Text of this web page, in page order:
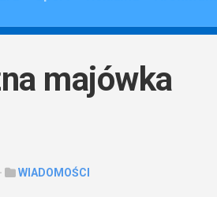
2020)
majówka
WIADOMOŚCI